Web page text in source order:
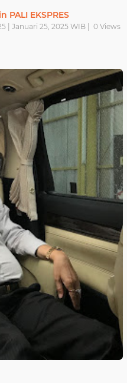
PALI EKSPRES
| Januari 25, 2025 WIB | 0 Views